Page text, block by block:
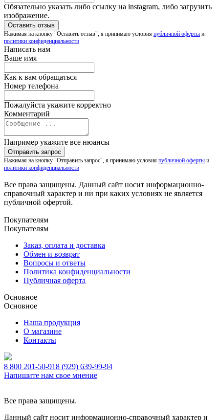
Обязательно указать либо ссылку на instagram, либо загрузить
изображение.
Нажимая на кнопку "Оставить отзыв", я принимаю условия публичной оферты и
политики конфиденциальности
Написать нам
Ваше имя
Как к вам обращаться
Номер телефона
Пожалуйста укажите корректно
Комментарий
Например укажите все нюансы
Нажимая на кнопку "Отправить запрос", я принимаю условия публичной оферты и
политики конфиденциальности
Все права защищены. Данный сайт носит информационно-
справочный характер и ни при каких условиях не является
публичной офертой.
Покупателям
Покупателям
Заказ, оплата и доставка
Обмен и возврат
Вопросы и ответы
Политика конфиденциальности
Публичная оферта
Основное
Основное
Наша продукция
О магазине
Контакты
8 800 201-50-918 (929) 639-99-94
Напишите нам свое мнение
Все права защищены.
Данный сайт носит информационно-справочный характер и